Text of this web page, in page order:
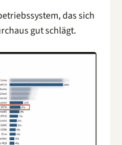
das sich
gut schlägt.